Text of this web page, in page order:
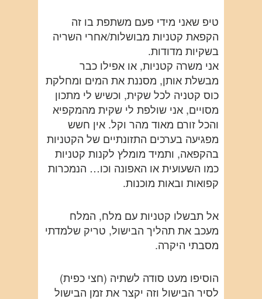
טיפ שאני מידי פעם משתפת בו זה
הקפאת קטניות מבושלות/אחרי השריה
בשקיות מדודות.
אני משרה קטניות, או אפילו כבר
מבשלת אותן, מסננת את המים ומחלקת
כוס קטניה לכל שקית, וכשיש לי מתכון
מסויים, אני שולפת לי שקית מהמקפיא
והכל זורם מאוד מהר וקל. אין חשש
מפגיעה בערכים התזונתיים של הקטניות
בהקפאה, ותמיד מומלץ לקנות קטניות
כמו השעועית או האפונה וכו… הנמכרות
קפואות ובאות מוכנות.
אל תבשלו קטניות עם מלח, המלח
מעכב את תהליך הבישול, טריק שלמדתי
מסבתי היקרה.
הוסיפו מעט סודה לשתיה (חצי כפית)
לסיר הבישול וזה יקצר את זמן הבישול